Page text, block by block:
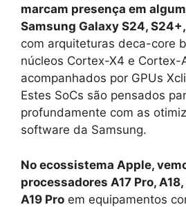
marcam presença em
Samsung Galaxy S24,
com arquiteturas deca-core
núcleos Cortex-X4 e Cortex-
acompanhados por GPUs
Estes SoCs são pensados
profundamente com as
software da Samsung.
No ecossistema Apple,
processadores A17 Pro, A18,
A19 Pro em equipamentos